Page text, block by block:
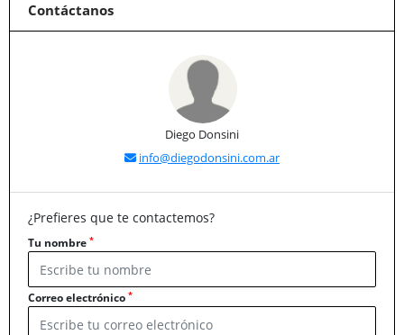
Contáctanos
Diego Donsini
info@diegodonsini.com.ar
¿Prefieres que te contactemos?
Tu nombre *
Correo electrónico *